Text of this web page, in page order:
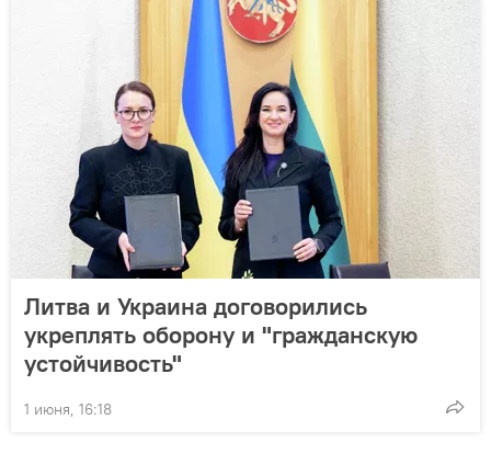
Литва и Украина договорились
укреплять оборону и "гражданскую
устойчивость"
1 июня, 16:18